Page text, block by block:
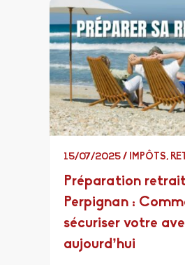
15/07/2025 / IMPÔTS,
Préparation
Perpignan :
sécuriser votre
aujourd’hui